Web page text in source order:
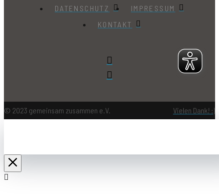
DATENSCHUTZ
IMPRESSUM
KONTAKT
© 2023 gemeinsam zusammen e.V. Vielen Dank! :)